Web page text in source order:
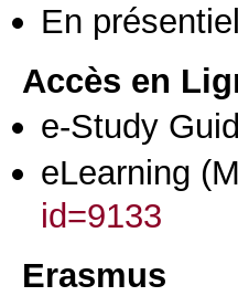
En présentiel
Accès en
e-Study
eLearning
id=9133
Erasmus